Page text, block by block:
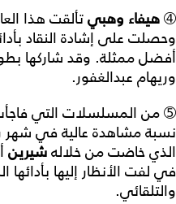
➃هيفاء وهبيتألقت هذا
وحصلت على إشادة النقاد
أفضل ممثلة. وقد شاركها
وريهام عبدالغفور.
➄ من المسلسلات التي
نسبة مشاهدة عالية في شهر
الذي خاضت من خلالهشيرين
في لفت الأنظار إليها
والتلقائي.